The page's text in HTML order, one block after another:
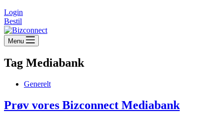
Login
Bestil
Menu
Tag Mediabank
Generelt
Prøv vores Bizconnect Mediabank